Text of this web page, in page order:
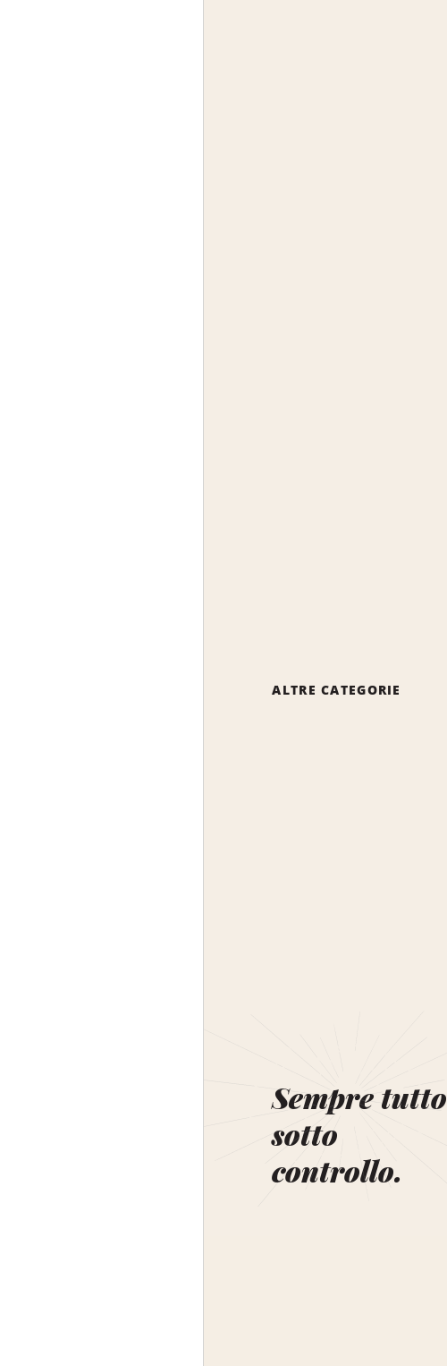
ALTRE CATEGORIE
Sempre tutto
sotto
controllo.